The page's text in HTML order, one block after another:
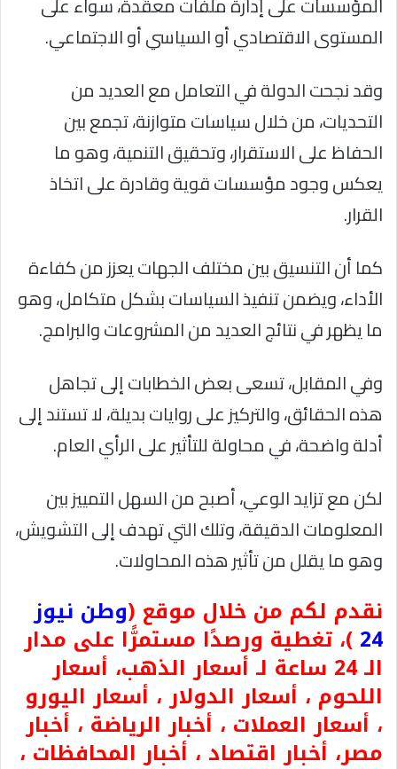
المستوى الاقتصادي أو السياسي أو الاجتماعي.
وقد نجحت الدولة في التعامل مع العديد من
التحديات، من خلال سياسات متوازنة، تجمع بين
الحفاظ على الاستقرار، وتحقيق التنمية، وهو ما
يعكس وجود مؤسسات قوية وقادرة على اتخاذ
القرار.
كما أن التنسيق بين مختلف الجهات يعزز من كفاءة
الأداء، ويضمن تنفيذ السياسات بشكل متكامل، وهو
ما يظهر في نتائج العديد من المشروعات والبرامج.
وفي المقابل، تسعى بعض الخطابات إلى تجاهل
هذه الحقائق، والتركيز على روايات بديلة، لا تستند إلى
أدلة واضحة، في محاولة للتأثير على الرأي العام.
لكن مع تزايد الوعي، أصبح من السهل التمييز بين
المعلومات الدقيقة، وتلك التي تهدف إلى التشويش،
وهو ما يقلل من تأثير هذه المحاولات.
نقدم لكم من خلال موقع (وطن نيوز
24 )، تغطية ورصدًا مستمرًّا على مدار
الـ 24 ساعة لـ أسعار الذهب، أسعار
اللحوم ، أسعار الدولار ، أسعار اليورو
، أسعار العملات ، أخبار الرياضة ، أخبار
مصر، أخبار اقتصاد ، أخبار المحافظات ،